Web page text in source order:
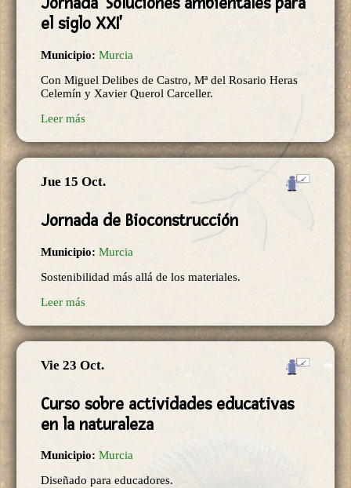
el siglo XXI'
Municipio: Murcia
Con Miguel Delibes de Castro, Mª del Rosario Heras
Celemín y Xavier Querol Carceller.
Leer más
Jue 15 Oct.
Jornada de Bioconstrucción
Municipio: Murcia
Sostenibilidad más allá de los materiales.
Leer más
Vie 23 Oct.
Curso sobre actividades educativas
en la naturaleza
Municipio: Murcia
Diseñado para educadores.